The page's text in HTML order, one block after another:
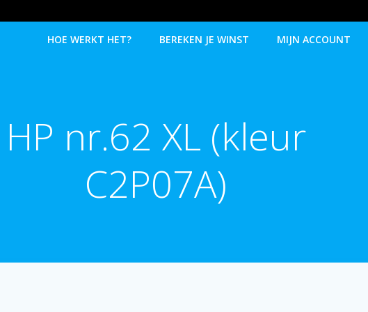
HOE WERKT HET? BEREKEN JE WINST MIJN ACCOUNT
HP nr.62 XL (kleur
C2P07A)